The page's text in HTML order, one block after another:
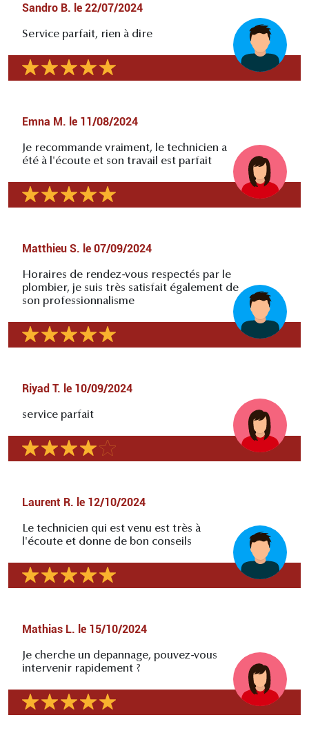
Sandro B. le 22/07/2024
Service parfait, rien à dire
Emna M. le 11/08/2024
Je recommande vraiment, le technicien a
été à l'écoute et son travail est parfait
Matthieu S. le 07/09/2024
Horaires de rendez-vous respectés par le
plombier, je suis très satisfait également de
son professionnalisme
Riyad T. le 10/09/2024
service parfait
Laurent R. le 12/10/2024
Le technicien qui est venu est très à
l'écoute et donne de bon conseils
Mathias L. le 15/10/2024
Je cherche un depannage, pouvez-vous
intervenir rapidement ?